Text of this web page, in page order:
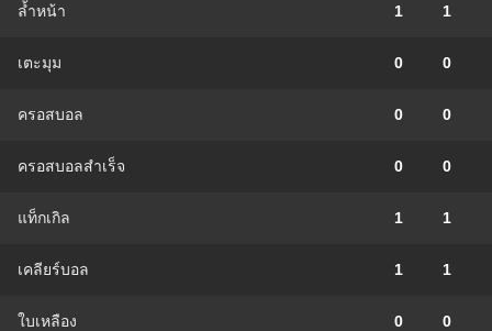
ล้ำหน้า 1 1
เตะมุม 0 0
ครอสบอล 0 0
ครอสบอลสำเร็จ 0 0
แท็กเกิล 1 1
เคลียร์บอล 1 1
ใบเหลือง 0 0